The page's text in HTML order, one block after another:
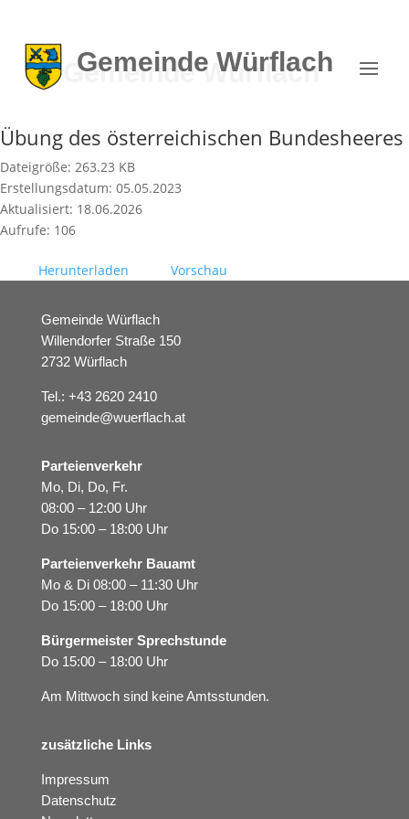
Gemeinde Würflach
Übung des österreichischen Bundesheeres
Dateigröße: 263.23 KB
Erstellungsdatum: 05.05.2023
Aktualisiert: 18.06.2026
Aufrufe: 106
Herunterladen Vorschau
Gemeinde Würflach
Willendorfer Straße 150
2732 Würflach
Tel.: +43 2620 2410
gemeinde@wuerflach.at
Parteienverkehr
Mo, Di, Do, Fr.
08:00 – 12:00 Uhr
Do 15:00 – 18:00 Uhr
Parteienverkehr Bauamt
Mo & Di 08:00 – 11:30 Uhr
Do 15:00 – 18:00 Uhr
Bürgermeister Sprechstunde
Do 15:00 – 18:00 Uhr
Am Mittwoch sind keine Amtsstunden.
zusätzliche Links
Impressum
Datenschutz